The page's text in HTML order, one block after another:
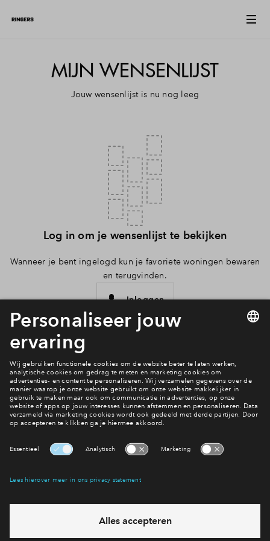
MIJN WENSENLIJST
Jouw wensenlijst is nu nog leeg
Log in om je wensenlijst te bekijken
Wanneer je bent ingelogd kun je favoriete woningen bewaren
en terugvinden.
Inloggen
Vergroten
Interesse? Meld je dan snel aan
Hiermee blijf je op de hoogte van het belangrijkste nieuws en
eventuele projecten
Ja, ik wil mij aanmelden
7122152
6 dagen per week beschikbaar (behalve tijdens
feestdagen)